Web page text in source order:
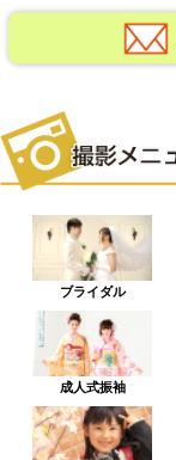
ブライダル
成人式振袖